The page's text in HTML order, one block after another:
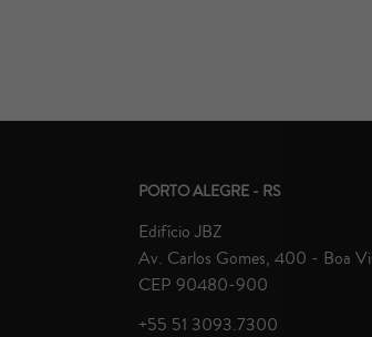
PORTO ALEGRE - RS
Edifício JBZ
Av. Carlos Gomes, 400 - Boa
CEP 90480-900
+55 51 3093.7300